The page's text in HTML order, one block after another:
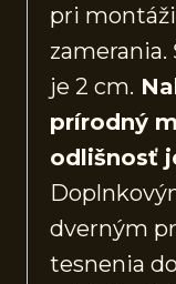
pri
zamerania.
je 2 cm.
prírodný
odlišnosť
dverným
tesnenia